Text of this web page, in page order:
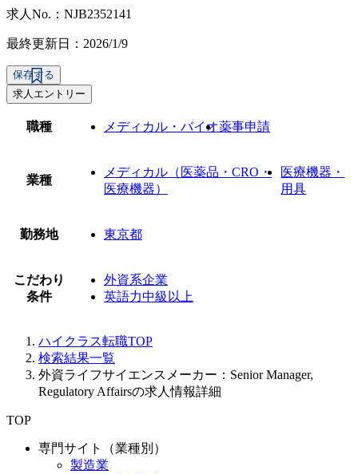
求人No.：NJB2352141
最終更新日：2026/1/9
保存する
求人エントリー
職種 メディカル・バイオ薬事申請
業種
メディカル（医薬品・CRO・
医療機器）
医療機器・
用具
勤務地 東京都
こだわり
条件
外資系企業
英語力中級以上
ハイクラス転職TOP
検索結果一覧
外資ライフサイエンスメーカー：Senior Manager,
Regulatory Affairsの求人情報詳細
TOP
専門サイト（業種別）
製造業